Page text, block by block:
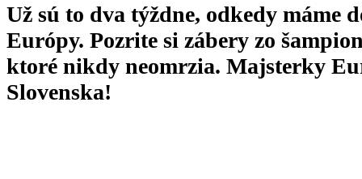
Už sú to dva týždne, odkedy máme
Európy. Pozrite si zábery zo
ktoré nikdy neomrzia. Majsterky
Slovenska!